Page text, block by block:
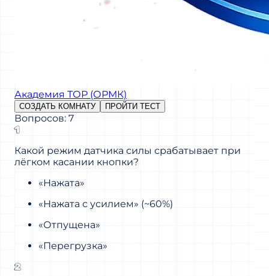
Академия ТОР (ОРМК)
СОЗДАТЬ КОМНАТУ ПРОЙТИ ТЕСТ
Вопросов: 7
1
Какой режим датчика силы срабатывает при
лёгком касании кнопки?
«Нажата»
«Нажата с усилием» (~60%)
«Отпущена»
«Перегрузка»
2